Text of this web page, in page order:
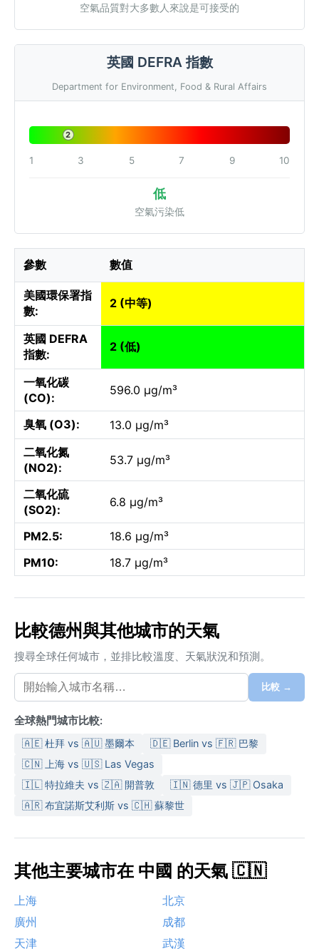
空氣品質對大多數人來說是可接受的
英國 DEFRA 指數
Department for Environment, Food & Rural Affairs
2
1 3 5 7 9 10
低
空氣污染低
參數 數值
美國環保署指
數:
2 (中等)
英國 DEFRA
指數:
2 (低)
一氧化碳
(CO):
596.0 µg/m³
臭氧 (O3):
13.0 µg/m³
二氧化氮
(NO2):
53.7 µg/m³
二氧化硫
(SO2):
6.8 µg/m³
PM2.5:
18.6 µg/m³
PM10:
18.7 µg/m³
比較德州與其他城市的天氣
搜尋全球任何城市，並排比較溫度、天氣狀況和預測。
比較 →
全球熱門城市比較:
🇦🇪 杜拜 vs 🇦🇺 墨爾本
🇩🇪 Berlin vs 🇫🇷 巴黎
🇨🇳 上海 vs 🇺🇸 Las Vegas
🇮🇱 特拉維夫 vs 🇿🇦 開普敦
🇮🇳 德里 vs 🇯🇵 Osaka
🇦🇷 布宜諾斯艾利斯 vs 🇨🇭 蘇黎世
其他主要城市在 中國 的天氣 🇨🇳
上海
北京
廣州
成都
天津
武漢